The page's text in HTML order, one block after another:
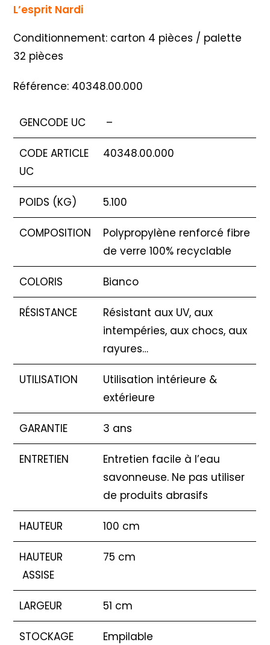
L’esprit Nardi
Conditionnement: carton 4 pièces / palette
32 pièces
Référence: 40348.00.000
GENCODE UC –
CODE ARTICLE
UC
40348.00.000
POIDS (KG) 5.100
COMPOSITION
Polypropylène renforcé fibre
de verre 100% recyclable
COLORIS Bianco
RÉSISTANCE
Résistant aux UV, aux
intempéries, aux chocs, aux
rayures…
UTILISATION
Utilisation intérieure &
extérieure
GARANTIE 3 ans
ENTRETIEN
Entretien facile à l’eau
savonneuse. Ne pas utiliser
de produits abrasifs
HAUTEUR 100 cm
HAUTEUR
ASSISE
75 cm
LARGEUR 51 cm
STOCKAGE Empilable